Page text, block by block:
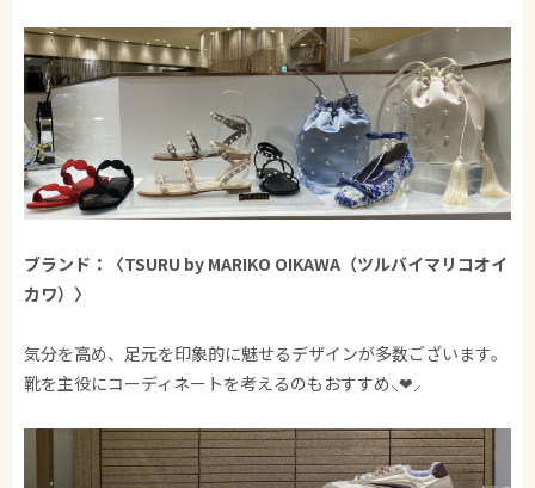
ブランド：〈TSURU by MARIKO OIKAWA（ツルバイマリコオイ
カワ）〉
気分を高め、足元を印象的に魅せるデザインが多数ございます。
靴を主役にコーディネートを考えるのもおすすめ⸜❤︎⸝